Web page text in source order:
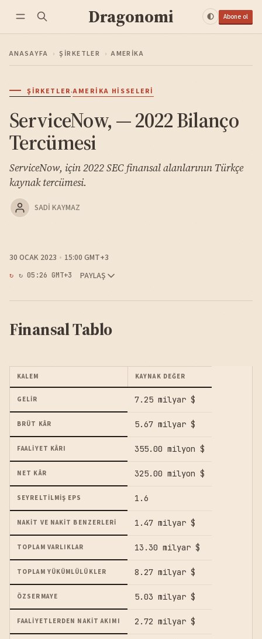
Dragonomi Abone ol
ANASAYFA › ŞIRKETLER › AMERIKA
ŞIRKETLER·AMERIKA HISSELERI
ServiceNow, — 2022 Bilanço
Tercümesi
ServiceNow, için 2022 SEC finansal alanlarının Türkçe
kaynak tercümesi.
SADI KAYMAZ
30 OCAK 2023 15:00 GMT+3
↻ 05:26 GMT+3 PAYLAŞ
Finansal Tablo
KALEM KAYNAK DEĞER
GELIR 7.25 milyar $
BRÜT KÂR 5.67 milyar $
FAALIYET KÂRI 355.00 milyon $
NET KÂR 325.00 milyon $
SEYRELTILMIŞ EPS 1.6
NAKIT VE NAKIT BENZERLERI 1.47 milyar $
TOPLAM VARLIKLAR 13.30 milyar $
TOPLAM YÜKÜMLÜLÜKLER 8.27 milyar $
ÖZSERMAYE 5.03 milyar $
FAALIYETLERDEN NAKIT AKIMI 2.72 milyar $